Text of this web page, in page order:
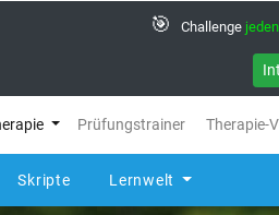
🎯 Challenge
Prüfungstrainer Therapie-
Skripte Lernwelt